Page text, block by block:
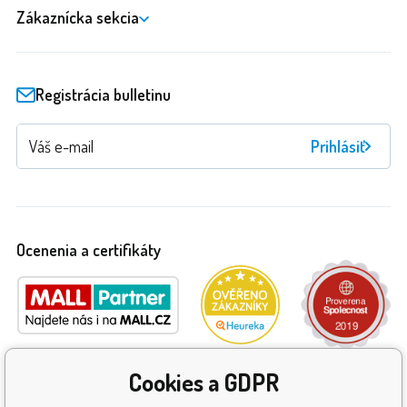
Zákaznícka sekcia
Registrácia bulletinu
Prihlásiť
Ocenenia a certifikáty
Cookies a GDPR